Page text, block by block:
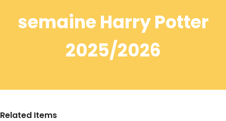
semaine Harry Potter
2025/2026
Related Items